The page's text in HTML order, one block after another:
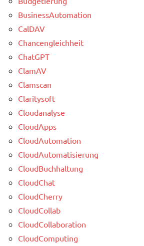
BusinessAutomation
CalDAV
Chancengleichheit
ChatGPT
ClamAV
Clamscan
Claritysoft
Cloudanalyse
CloudApps
CloudAutomation
CloudAutomatisierung
CloudBuchhaltung
CloudChat
CloudCherry
CloudCollab
CloudCollaboration
CloudComputing